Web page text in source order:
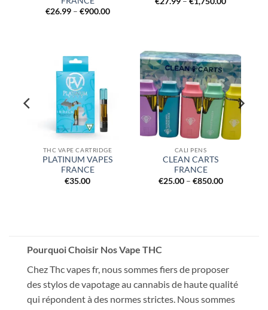
€26.99 – €900.00Price
THC VAPE CARTRIDGE
PLATINUM VAPES
FRANCE
€35.00
CALI PENS
CLEAN CARTS
FRANCE
€25.00 – €850.00Price
Pourquoi Choisir Nos Vape THC
Chez Thc vapes fr, nous sommes fiers de proposer
des stylos de vapotage au cannabis de haute qualité
qui répondent à des normes strictes. Nous sommes